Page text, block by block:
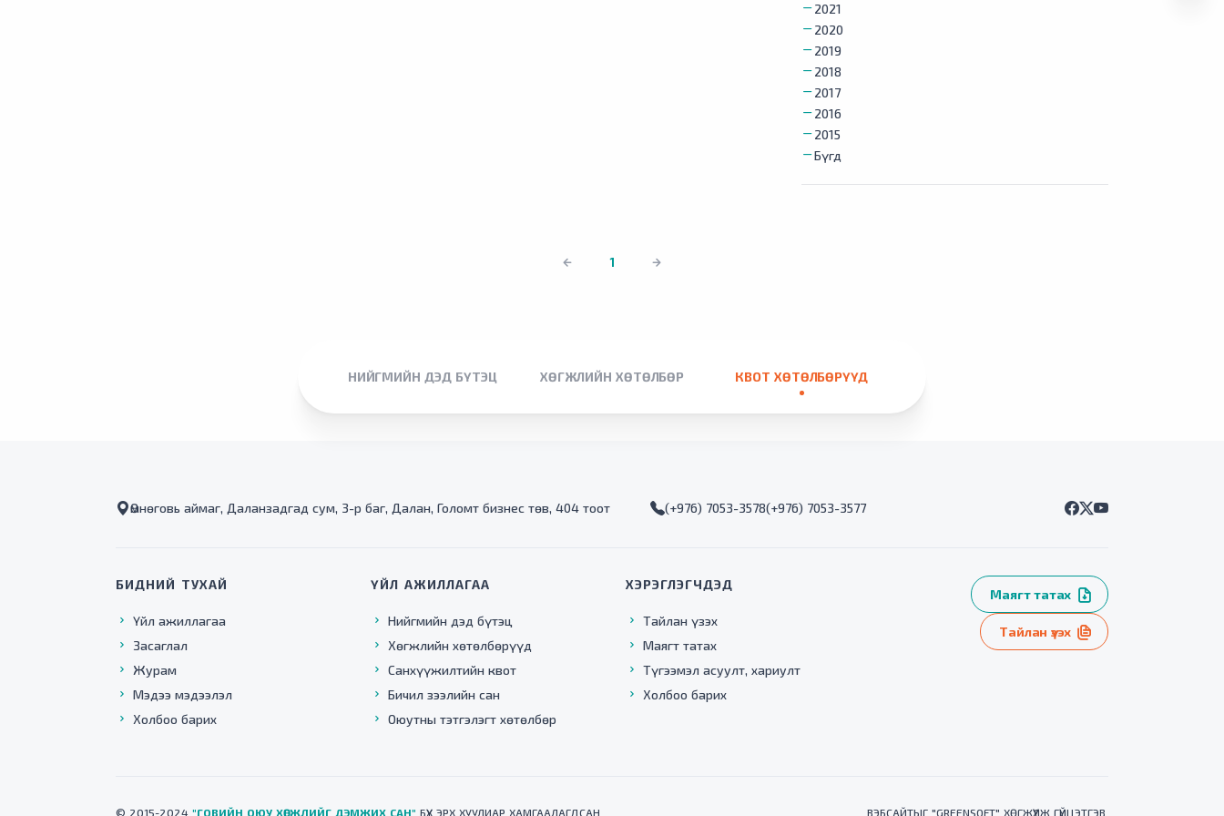
2021
2020
2019
2018
2017
2016
2015
Бүгд
1
НИЙГМИЙН ДЭД БҮТЭЦ ХӨГЖЛИЙН ХӨТӨЛБӨР КВОТ ХӨТӨЛБӨРҮҮД
Өмнөговь аймаг, Даланзадгад сум, 3-р баг, Далан, Голомт бизнес төв, 404 тоот (+976) 7053-3578(+976) 7053-3577
БИДНИЙ ТУХАЙ
Үйл ажиллагаа
Засаглал
Журам
Мэдээ мэдээлэл
Холбоо барих
ҮЙЛ АЖИЛЛАГАА
Нийгмийн дэд бүтэц
Хөгжлийн хөтөлбөрүүд
Санхүүжилтийн квот
Бичил зээлийн сан
Оюутны тэтгэлэгт хөтөлбөр
ХЭРЭГЛЭГЧДЭД
Тайлан үзэх
Маягт татах
Түгээмэл асуулт, хариулт
Холбоо барих
Маягт татах
Тайлан үзэх
© 2015-2024 "ГОВИЙН ОЮУ ХӨГЖЛИЙГ ДЭМЖИХ САН" БҮХ ЭРХ ХУУЛИАР ХАМГААЛАГДСАН ВЭБСАЙТЫГ "GREENSOFT" ХӨГЖҮҮЛЖ ГҮЙЦЭТГЭВ.